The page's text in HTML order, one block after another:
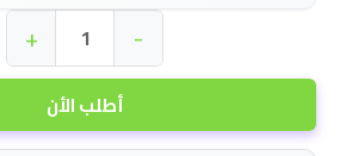
أطلب الأن
-
+